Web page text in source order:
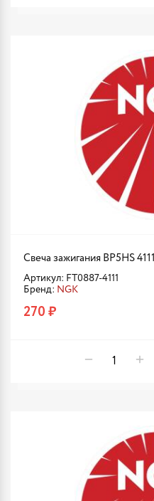
Свеча зажигания BP5HS 4111
Артикул: FT0887-4111
Бренд: NGK
270 ₽